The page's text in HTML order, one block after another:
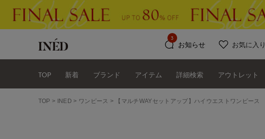
お知らせ
3
お気に入り
TOP 新着 ブランド アイテム 詳細検索 アウトレット
TOP INED ワンピース 【マルチWAYセットアップ】ハイウエストワンピース